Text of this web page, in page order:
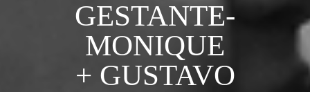
GESTANTE-
MONIQUE
+ GUSTAVO